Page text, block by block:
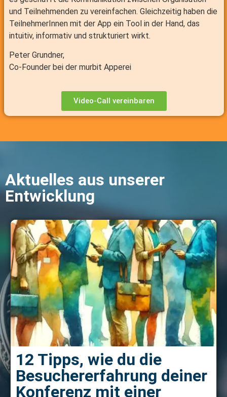
und Teilnehmenden zu vereinfachen. Gleichzeitig haben die
TeilnehmerInnen mit der App ein Tool in der Hand, das
intuitiv, informativ und strukturiert wirkt.
Peter Grundner,
Co-Founder bei der murbit Apperei
Video-Call vereinbaren
Aktuelles aus unserer
Entwicklung
12 Tipps, wie du die
Besuchererfahrung deiner
Konferenz mit einer